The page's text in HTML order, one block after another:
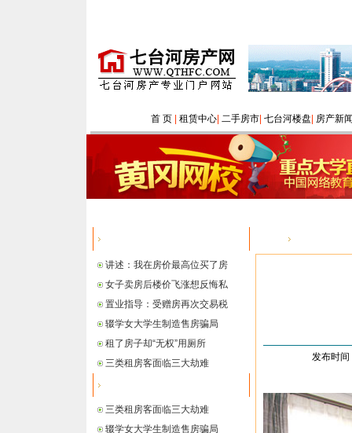
首 页| 租赁中心| 二手房市| 七台河楼盘 房产新
讲述：我在房价最高位买了房
女子卖房后楼价飞涨想反悔私
置业指导：受赠房再次交易税
辍学女大学生制造售房骗局
租了房子却“无权”用厕所
三类租房客面临三大劫难
三类租房客面临三大劫难
辍学女大学生制造售房骗局
发布时